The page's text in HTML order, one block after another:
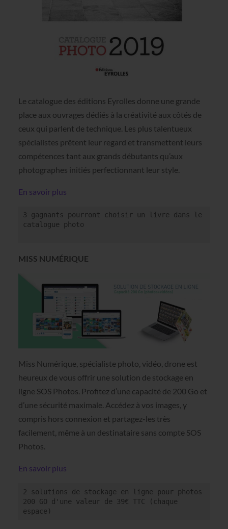
Le catalogue des éditions Eyrolles donne une grande
place aux ouvrages dédiés à la créativité aux côtés de
ceux qui parlent de technique. Les plus talentueux
spécialistes prêtent leur regard et transmettent leurs
compétences tant aux grands débutants qu’aux
photographes initiés perfectionnant leur style.
En savoir plus
3 gagnants pourront choisir un livre dans le
catalogue photo
MISS NUMÉRIQUE
Miss Numérique, spécialiste photo, vidéo, drone est
heureux de vous offrir une solution de stockage en
ligne SOS Photos. Profitez d’une capacité de 200 Go et
d’une sécurité maximale. Accédez à vos images, y
compris hors connexion et partagez-les très
facilement, même à un destinataire sans compte SOS
Photos.
En savoir plus
2 solutions de stockage en ligne pour photos
200 GO d'une valeur de 39€ TTC (chaque
espace)